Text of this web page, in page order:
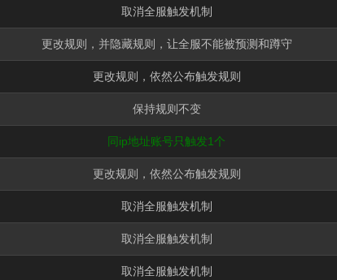
取消全服触发机制
更改规则，并隐藏规则，让全服不能被预测和蹲守
更改规则，依然公布触发规则
保持规则不变
同ip地址账号只触发1个
更改规则，依然公布触发规则
取消全服触发机制
取消全服触发机制
取消全服触发机制